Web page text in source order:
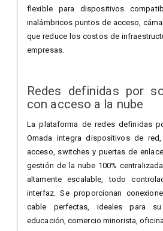
flexible para dispositivos
inalámbricos puntos de acceso,
que reduce los costos de
empresas.
Redes definidas por
con acceso a la nube
La plataforma de redes definidas
Omada integra dispositivos de
acceso, switches y puertas de
gestión de la nube 100%
altamente escalable, todo
interfaz. Se proporcionan
cable perfectas, ideales para
educación, comercio minorista,